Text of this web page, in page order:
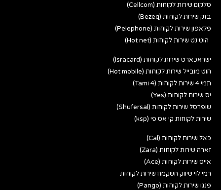
סלקום שירות לקוחות (Cellcom)
בזק שירות לקוחות (Bezeq)
פלאפון שירות לקוחות (Pelephone)
הוט נט שירות לקוחות (Hot net)
ישראכארט שירות לקוחות (Isracard)
הוט מובייל שירות לקוחות (Hot mobile)
תמי 4 שירות לקוחות (Tami 4)
יס שירות לקוחות (Yes)
שופרסל שירות לקוחות (Shufersal)
שירות לקוחות קי אס פי (ksp)
כאל שירות לקוחות (Cal)
זארה שירות לקוחות (Zara)
אייס שירות לקוחות (Ace)
רמי לוי שיווק השקמה שירות לקוחות
פנגו שירות לקוחות (Pango)